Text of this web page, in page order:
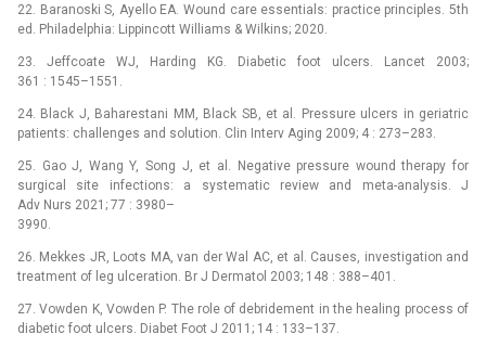
22. Baranoski S, Ayello EA. Wound care essentials: practice principles. 5th
ed. Philadelphia: Lippincott Williams & Wilkins; 2020.
23. Jeffcoate WJ, Harding KG. Diabetic foot ulcers. Lancet 2003;
361 : 1545–1551.
24. Black J, Baharestani MM, Black SB, et al. Pressure ulcers in geriatric
patients: challenges and solution. Clin Interv Aging 2009; 4 : 273–283.
25. Gao J, Wang Y, Song J, et al. Negative pressure wound therapy for
surgical site infections: a systematic review and meta-analysis. J
Adv Nurs 2021; 77 : 3980–
3990.
26. Mekkes JR, Loots MA, van der Wal AC, et al. Causes, investigation and
treatment of leg ulceration. Br J Dermatol 2003; 148 : 388–401.
27. Vowden K, Vowden P. The role of debridement in the healing process of
diabetic foot ulcers. Diabet Foot J 2011; 14 : 133–137.